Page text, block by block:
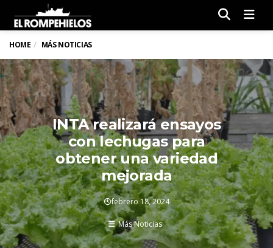
HOME MÁS NOTICIAS
INTA realizará ensayos
con lechugas para
obtener una variedad
mejorada
febrero 18, 2024
Más Noticias